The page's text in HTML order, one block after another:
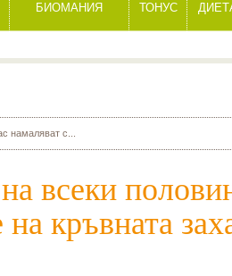
БИОМАНИЯ ТОНУС
намаляват с...
всеки
кръвната